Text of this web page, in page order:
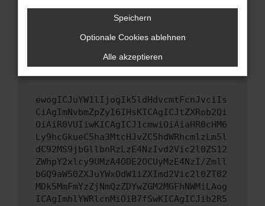
Wende dich an den Webseitenbetreiber.
Wenn du alle oben genannten Schritte versucht
hast, kontaktiere uns bitte. Wir werden
versuchen, das Problem zu beheben. Du kannst
uns diesen Text schicken, um uns bei der
ewogICJuYW1lIjogIk5ldHdvcmtFcnJvciIs
CiAgImNvbmZpZyI6IHsKICAgICJtZXRob2Qi
OiAiR0VUIiwKICAgICJ1cmwiOiAiaHR0cHM6
Ly9hcGkueC5ha3MtcHJvZC5hdWRhcmlzLm5l
dC92MS9jbGllbnRzLzE4NzIvd2Vic2l0ZS12
ZWhpY2xlcy9UMzA4ODE2OCUyMzE4NzI/Zmll
bGQ9aW50ZXJuYWxOdW1iZXImd2Vic2l0ZT02
MDk5MmFmYzZjNmQzZDYwZGM2MGFhNWMiLAog
ICAgImhlYWRlcnMiOiB7fSwKICAgICJib2R5
Speichern
Optionale Cookies ablehnen
Alle akzeptieren